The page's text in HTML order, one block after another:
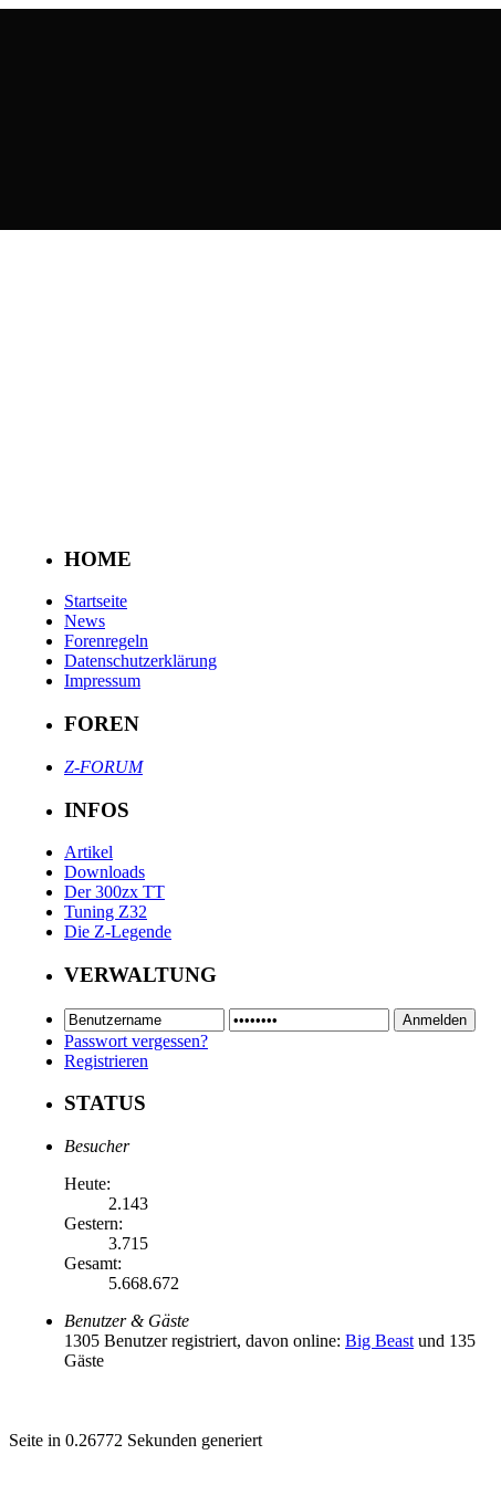
HOME
Startseite
News
Forenregeln
Datenschutzerklärung
Impressum
FOREN
Z-FORUM
INFOS
Artikel
Downloads
Der 300zx TT
Tuning Z32
Die Z-Legende
VERWALTUNG
Passwort vergessen?
Registrieren
STATUS
Besucher
Heute:
2.143
Gestern:
3.715
Gesamt:
5.668.672
Benutzer & Gäste
1305 Benutzer registriert, davon online: Big Beast und 135
Gäste
Seite in 0.26772 Sekunden generiert